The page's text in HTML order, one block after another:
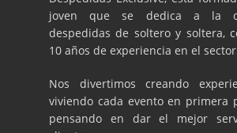
joven que se dedica a la
despedidas de soltero y soltera,
10 años de experiencia en el
Nos divertimos creando
viviendo cada evento en primera
pensando en dar el mejor